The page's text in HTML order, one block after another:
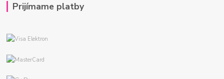
Prijímame platby